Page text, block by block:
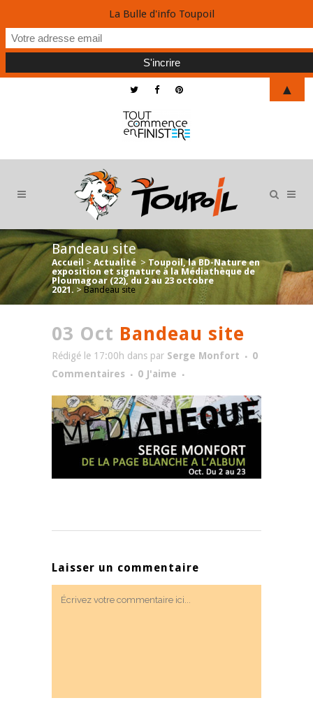
Bandeau site
Accueil > Actualité > Toupoil, la BD-Nature en
exposition et signature à la Médiathèque de
Ploumagoar (22), du 2 au 23 octobre
2021. > Bandeau site
03 Oct Bandeau site
Rédigé le 17:00h dans par Serge Monfort
0
Commentaires
0 J'aime
Laisser un commentaire
La Bulle d'info Toupoil
▲